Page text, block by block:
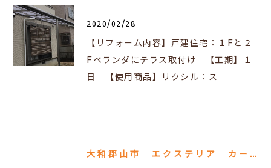
2020/02/28
【リフォーム内容】戸建住宅：１Fと２
Fベランダにテラス取付け 【工期】１
日 【使用商品】リクシル：ス
大和郡山市 エクステリア カーポート工事